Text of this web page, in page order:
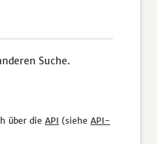
Suche.
über die API (siehe API-